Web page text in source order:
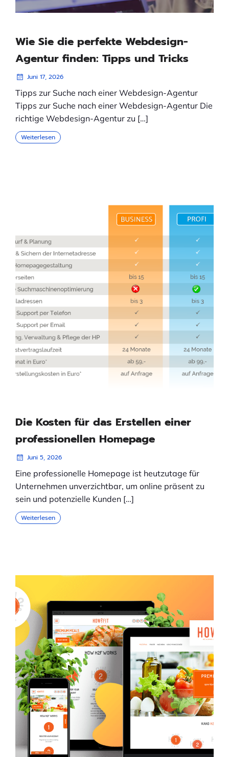
Wie Sie die perfekte Webdesign-
Agentur finden: Tipps und Tricks
Juni 17, 2026
Tipps zur Suche nach einer Webdesign-Agentur
Tipps zur Suche nach einer Webdesign-Agentur Die
richtige Webdesign-Agentur zu […]
Weiterlesen
Die Kosten für das Erstellen einer
professionellen Homepage
Juni 5, 2026
Eine professionelle Homepage ist heutzutage für
Unternehmen unverzichtbar, um online präsent zu
sein und potenzielle Kunden […]
Weiterlesen